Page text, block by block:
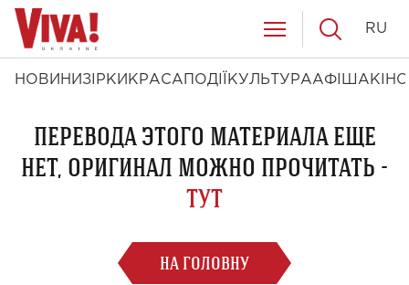
НОВИНИ ЗІРКИ КРАСА ПОДІЇ КУЛЬТУРААФІША КІНО
RU
ПЕРЕВОДА ЭТОГО МАТЕРИАЛА ЕЩЕ
НЕТ, ОРИГИНАЛ МОЖНО ПРОЧИТАТЬ -
ТУТ
НА ГОЛОВНУ